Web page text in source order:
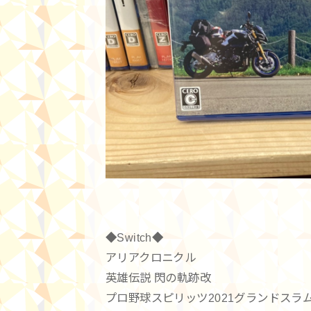
◆Switch◆
アリアクロニクル
英雄伝説 閃の軌跡改
プロ野球スピリッツ2021グランドスラ